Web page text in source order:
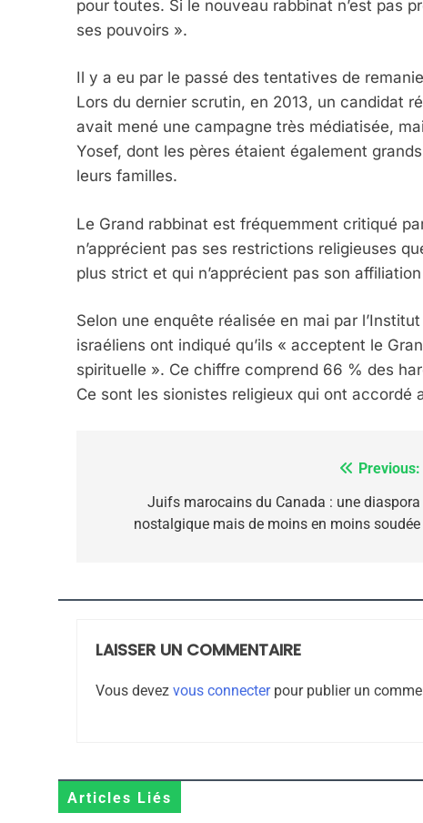
pour toutes. Si le nouveau rabbinat n’est pas
ses pouvoirs ».
Il y a eu par le passé des tentatives de
Lors du dernier scrutin, en 2013, un candidat
avait mené une campagne très médiatisée,
Yosef, dont les pères étaient également
leurs familles.
Le Grand rabbinat est fréquemment critiqué
n’apprécient pas ses restrictions religieuses
plus strict et qui n’apprécient pas son
Selon une enquête réalisée en mai par
israéliens ont indiqué qu’ils « acceptent le
spirituelle ». Ce chiffre comprend 66 % des
Ce sont les sionistes religieux qui ont
Previous:
Juifs marocains du Canada : une diaspora
nostalgique mais de moins en moins soudée
LAISSER UN COMMENTAIRE
Vous devez vous connecterpour publier un
Articles Liés
ISRAÉL JUDAISME
CE QUI NOUS
JUDAISME
Maroc : Les Amandes
Oeil Ravageur –